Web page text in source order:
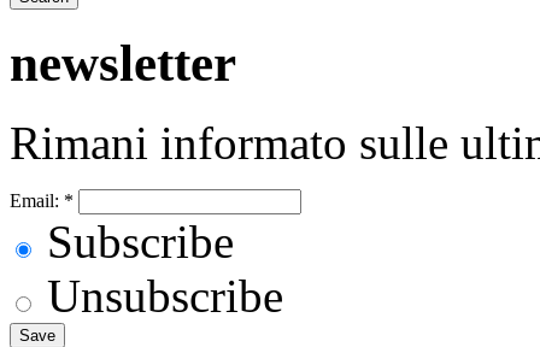
newsletter
Rimani informato sulle
Email: *
Subscribe
Unsubscribe